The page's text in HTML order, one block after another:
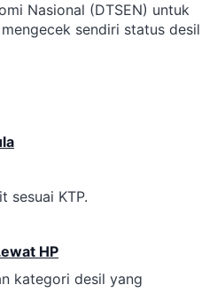
Nasional (DTSEN) untuk
sendiri status desil
sesuai KTP.
HP
kategori desil yang